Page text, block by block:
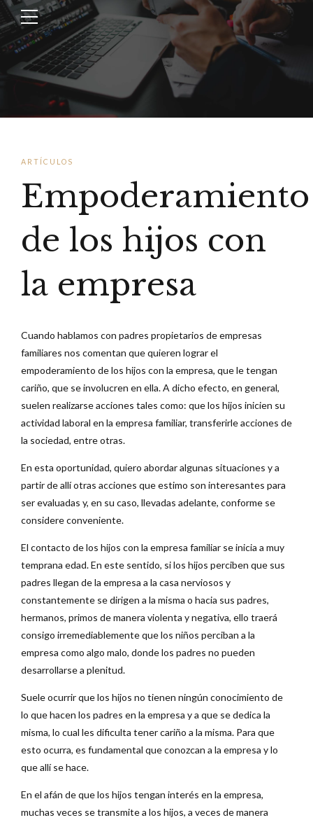
ARTÍCULOS
Empoderamiento
de los hijos con
la empresa
Cuando hablamos con padres propietarios de empresas
familiares nos comentan que quieren lograr el
empoderamiento de los hijos con la empresa, que le tengan
cariño, que se involucren en ella. A dicho efecto, en general,
suelen realizarse acciones tales como: que los hijos inicien su
actividad laboral en la empresa familiar, transferirle acciones de
la sociedad, entre otras.
En esta oportunidad, quiero abordar algunas situaciones y a
partir de allí otras acciones que estimo son interesantes para
ser evaluadas y, en su caso, llevadas adelante, conforme se
considere conveniente.
El contacto de los hijos con la empresa familiar se inicia a muy
temprana edad. En este sentido, si los hijos perciben que sus
padres llegan de la empresa a la casa nerviosos y
constantemente se dirigen a la misma o hacia sus padres,
hermanos, primos de manera violenta y negativa, ello traerá
consigo irremediablemente que los niños perciban a la
empresa como algo malo, donde los padres no pueden
desarrollarse a plenitud.
Suele ocurrir que los hijos no tienen ningún conocimiento de
lo que hacen los padres en la empresa y a que se dedica la
misma, lo cual les dificulta tener cariño a la misma. Para que
esto ocurra, es fundamental que conozcan a la empresa y lo
que allí se hace.
En el afán de que los hijos tengan interés en la empresa,
muchas veces se transmite a los hijos, a veces de manera